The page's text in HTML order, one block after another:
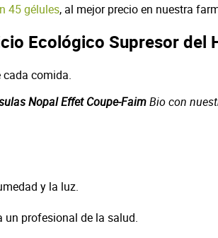
45 gélules, al mejor precio en nuestra
Ecológico Supresor del
comida.
Nopal Effet Coupe-FaimBio con
y la luz.
un profesional de la salud.